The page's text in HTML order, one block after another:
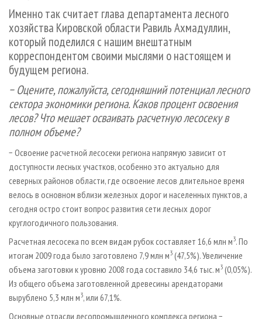
ПРОИЗВОДСТВО ДРЕВЕСНЫХ ПЛИТ
ДЕРЕВЯННОЕ ДОМОСТРОЕНИЕ
ПРОИЗВОДСТВО МЕБЕЛИ
БИОЭНЕРГЕТИКА
ЦБП
ИНСТРУМЕНТ И МАТЕРИАЛЫ
ПЕРСОНЫ
МОБИЛЬНЫЕ ВЫСТАВКИ
ОФИЦИАЛЬНЫЕ ДЕЛЕГАЦИИ
ПРИОРИТЕТНЫЕ ИНВЕСТПРОЕКТЫ
RUSSIAN FORESTRY REVIEW
ГАЗЕТА ЛЕСПРОМФОРУМ
БИБЛИОТЕКА СПЕЦИАЛИСТА
КОНТАКТЫ
РЕКЛАМА
РЕКЛАМА НА САЙТЕ
Именно так считает глава департамента лесного
хозяйства Кировской области Равиль Ахмадуллин,
который поделился с нашим внештатным
корреспондентом своими мыслями о настоящем и
будущем региона.
− Оцените, пожалуйста, сегодняшний потенциал лесного
сектора экономики региона. Каков процент освоения
лесов? Что мешает осваивать расчетную лесосеку в
полном объеме?
− Освоение расчетной лесосеки региона напрямую зависит от
доступности лесных участков, особенно это актуально для
северных районов области, где освоение лесов длительное время
велось в основном вблизи железных дорог и населенных пунктов, а
сегодня остро стоит вопрос развития сети лесных дорог
круглогодичного пользования.
Расчетная лесосека по всем видам рубок составляет 16,6 млн м3. По
итогам 2009 года было заготовлено 7,9 млн м3 (47,5%). Увеличение
объема заготовки к уровню 2008 года составило 34,6 тыс. м3 (0,05%).
Из общего объема заготовленной древесины арендаторами
вырублено 5,3 млн м3, или 67,1%.
Основные отрасли лесопромышленного комплекса региона −